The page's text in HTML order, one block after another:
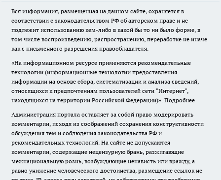
Вся информация, размещенная на данном сайте, охраняется в
соответствии с законодательством РФ об авторском праве и не
подлежит использованию кем-либо в какой бы то ни было форме, в
том числе воспроизведению, распространению, переработке не иначе
как с письменного разрешения правообладателя.
«На информационном ресурсе применяются рекомендательные
технологии (информационные технологии предоставления
информации на основе сбора, систематизации и анализа сведений,
относящихся к предпочтениям пользователей сети "Интернет",
находящихся на территории Российской Федерации)». Подробнее
Администрация портала оставляет за собой право модерировать
комментарии, исходя из соображений сохранения конструктивности
обсуждения тем и соблюдения законодательства РФ и
рекомендательных технологий. На сайте не допускаются
комментарии, содержащие нецензурную брань, разжигающие
межнациональную рознь, возбуждающие ненависть или вражду, а
равно унижение человеческого достоинства, размещение ссылок не